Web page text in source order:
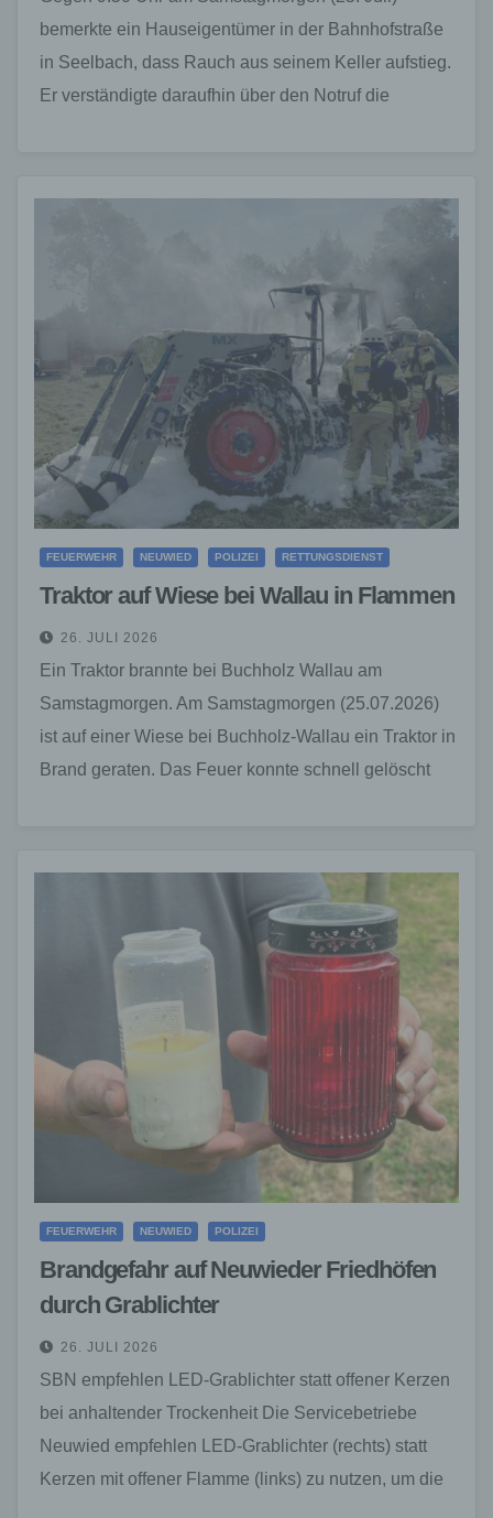
bemerkte ein Hauseigentümer in der Bahnhofstraße
in Seelbach, dass Rauch aus seinem Keller aufstieg.
Er verständigte daraufhin über den Notruf die
FEUERWEHR NEUWIED POLIZEI RETTUNGSDIENST
Traktor auf Wiese bei Wallau in Flammen
26. JULI 2026
Ein Traktor brannte bei Buchholz Wallau am
Samstagmorgen. Am Samstagmorgen (25.07.2026)
ist auf einer Wiese bei Buchholz-Wallau ein Traktor in
Brand geraten. Das Feuer konnte schnell gelöscht
FEUERWEHR NEUWIED POLIZEI
Brandgefahr auf Neuwieder Friedhöfen
durch Grablichter
26. JULI 2026
SBN empfehlen LED-Grablichter statt offener Kerzen
bei anhaltender Trockenheit Die Servicebetriebe
Neuwied empfehlen LED-Grablichter (rechts) statt
Kerzen mit offener Flamme (links) zu nutzen, um die